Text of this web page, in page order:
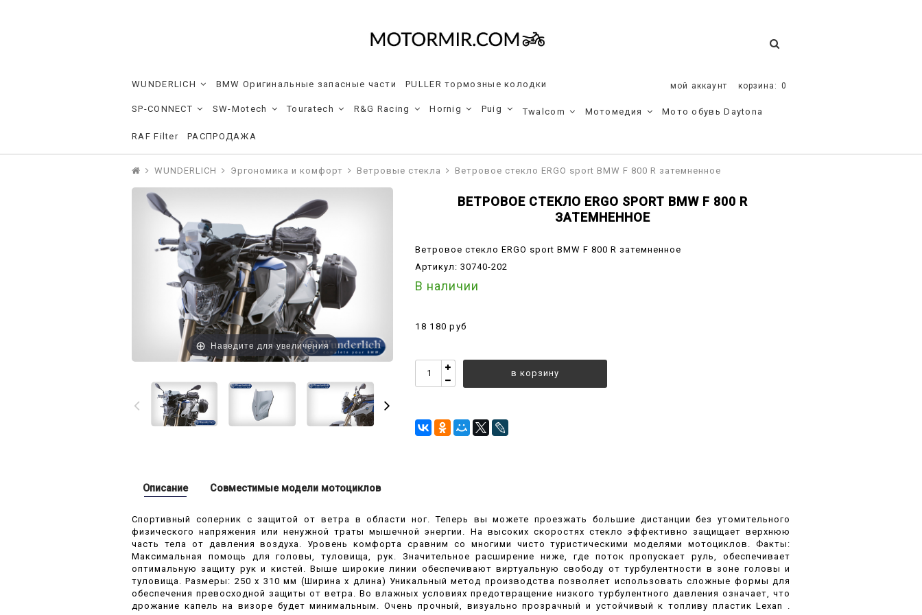
мой аккаунт корзина: 0
WUNDERLICH BMW Оригинальные запасные части PULLER тормозные колодки
SP-CONNECT SW-Motech Touratech R&G Racing Hornig Puig Twalcom Мотомедия Мото обувь Daytona
RAF Filter РАСПРОДАЖА
WUNDERLICH Эргономика и комфорт Ветровые стекла Ветровое стекло ERGO sport BMW F 800 R затемненное
Наведите для увеличения
ВЕТРОВОЕ СТЕКЛО ERGO SPORT BMW F 800 R
ЗАТЕМНЕННОЕ
Ветровое стекло ERGO sport BMW F 800 R затемненное
Артикул:30740-202
В наличии
18 180 руб
в корзину
Описание
Спортивный соперник с защитой от ветра в области ног. Теперь вы можете проезжать большие дистанции без утомительного
физического напряжения или ненужной траты мышечной энергии. На высоких скоростях стекло эффективно защищает верхнюю
часть тела от давления воздуха. Уровень комфорта сравним со многими чисто туристическими моделями мотоциклов. Факты:
Максимальная помощь для головы, туловища, рук. Значительное расширение ниже, где поток пропускает руль, обеспечивает
оптимальную защиту рук и кистей. Выше широкие линии обеспечивают виртуальную свободу от турбулентности в зоне головы и
туловища. Размеры: 250 x 310 мм (Ширина x длина) Уникальный метод производства позволяет использовать сложные формы для
обеспечения превосходной защиты от ветра. Во влажных условиях предотвращение низкого турбулентного давления означает, что
дрожание капель на визоре будет минимальным. Очень прочный, визуально прозрачный и устойчивый к топливу пластик Lexan .
Совместимые модели мотоциклов